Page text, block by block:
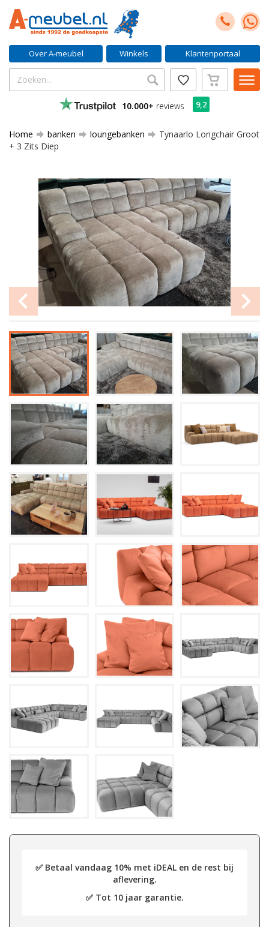
Over A-meubel Winkels Klantenportaal
10.000+ reviews 9,2
Home banken loungebanken
Tynaarlo Longchair Groot
+ 3 Zits Diep
✅ Betaal vandaag 10% met iDEAL en de rest bij
aflevering.
✅ Tot 10 jaar garantie.